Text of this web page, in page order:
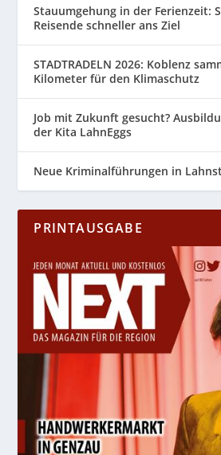
Stauumgehung in der Ferienzeit:
Reisende schneller ans Ziel
STADTRADELN 2026: Koblenz
Kilometer für den Klimaschutz
Job mit Zukunft gesucht?
der Kita LahnEggs
Neue Kriminalführungen in
PRINTAUSGABE